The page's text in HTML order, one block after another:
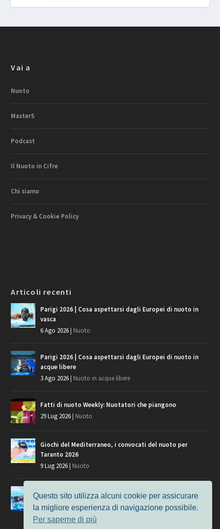
Vai a
Nuoto
MasterS
Podcast
Il Nuoto in Cifre
Chi siamo
Privacy & Cookie Policy
Articoli recenti
Parigi 2026 | Cosa aspettarsi dagli Europei di nuoto in
vasca
6 Ago 2026| Nuoto
Parigi 2026 | Cosa aspettarsi dagli Europei di nuoto in
acque libere
3 Ago 2026| Nuoto in acque libere
Fatti di nuoto Weekly: Nuotatori che piangono
29 Lug 2026| Nuoto
Giochi del Mediterraneo, i convocati del nuoto per
Taranto 2026
9 Lug 2026| Nuoto
Europei di Nuoto Parigi 2026: fra veterani e giovani, chi
7 Lug 2026
Nuoto
Questo sito utilizza alcuni cookie per assicurare
la migliore esperienza di navigazione possibile.
Per saperne di più